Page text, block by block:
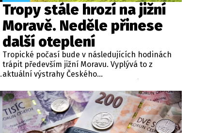
Tropy stále hrozí na jižní
Moravě. Neděle přinese
další oteplení
Tropické počasí bude v následujících hodinách
trápit především jižní Moravu. Vyplývá to z
aktuální výstrahy Českého
Meteorologové zároveň avizují, že již o víkendu by
se horké počasí mělo vrátit i na další místa v
republice.